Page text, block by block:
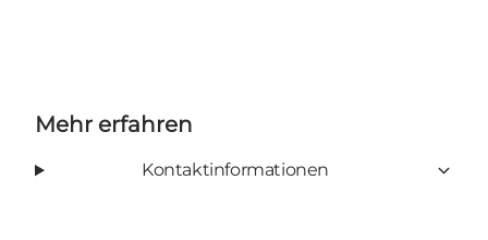
Mehr erfahren
Kontaktinformationen